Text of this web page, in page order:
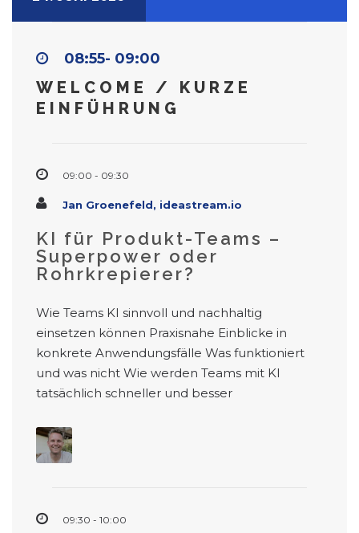
08:55- 09:00
WELCOME / KURZE
EINFÜHRUNG
09:00 - 09:30
Jan Groenefeld, ideastream.io
KI für Produkt-Teams –
Superpower oder
Rohrkrepierer?
Wie Teams KI sinnvoll und nachhaltig
einsetzen können Praxisnahe Einblicke in
konkrete Anwendungsfälle Was funktioniert
und was nicht Wie werden Teams mit KI
tatsächlich schneller und besser
09:30 - 10:00